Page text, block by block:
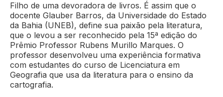
Filho de uma devoradora de livros. É assim que o
docente Glauber Barros, da Universidade do Estado
da Bahia (UNEB), define sua paixão pela literatura,
que o levou a ser reconhecido pela 15ª edição do
Prêmio Professor Rubens Murillo Marques. O
professor desenvolveu uma experiência formativa
com estudantes do curso de Licenciatura em
Geografia que usa da literatura para o ensino da
cartografia.